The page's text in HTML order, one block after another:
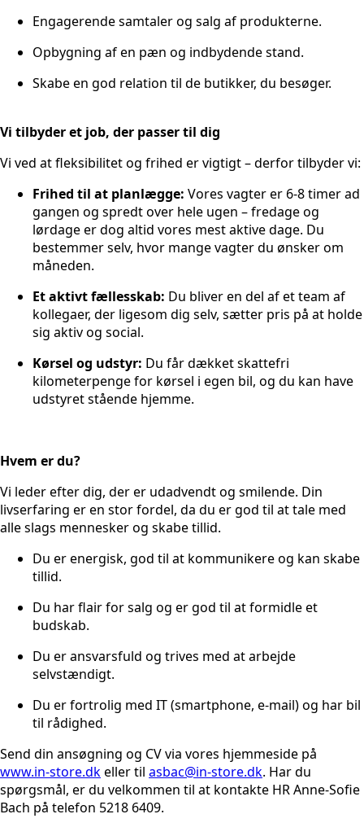
Engagerende samtaler og salg af produkterne.
Opbygning af en pæn og indbydende stand.
Skabe en god relation til de butikker, du besøger.
Vi tilbyder et job, der passer til dig
Vi ved at fleksibilitet og frihed er vigtigt – derfor tilbyder vi:
Frihed til at planlægge: Vores vagter er 6-8 timer ad
gangen og spredt over hele ugen – fredage og
lørdage er dog altid vores mest aktive dage. Du
bestemmer selv, hvor mange vagter du ønsker om
måneden.
Et aktivt fællesskab: Du bliver en del af et team af
kollegaer, der ligesom dig selv, sætter pris på at holde
sig aktiv og social.
Kørsel og udstyr: Du får dækket skattefri
kilometerpenge for kørsel i egen bil, og du kan have
udstyret stående hjemme.
Hvem er du?
Vi leder efter dig, der er udadvendt og smilende. Din
livserfaring er en stor fordel, da du er god til at tale med
alle slags mennesker og skabe tillid.
Du er energisk, god til at kommunikere og kan skabe
tillid.
Du har flair for salg og er god til at formidle et
budskab.
Du er ansvarsfuld og trives med at arbejde
selvstændigt.
Du er fortrolig med IT (smartphone, e-mail) og har bil
til rådighed.
Send din ansøgning og CV via vores hjemmeside på
www.in-store.dkeller til asbac@in-store.dk. Har du
spørgsmål, er du velkommen til at kontakte HR Anne-Sofie
Bach på telefon 5218 6409.